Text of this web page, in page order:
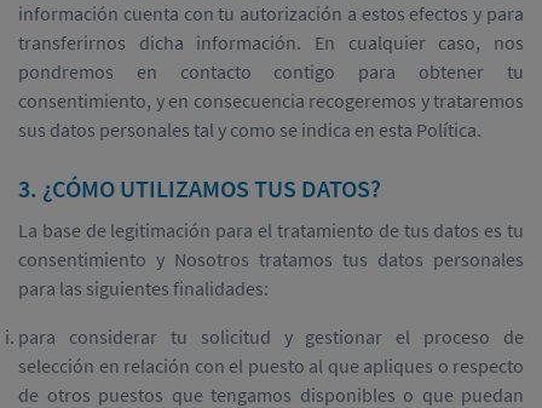
información cuenta con tu autorización a estos efectos y para
transferirnos dicha información. En cualquier caso, nos
pondremos en contacto contigo para obtener tu
consentimiento, y en consecuencia recogeremos y trataremos
sus datos personales tal y como se indica en esta Política.
3. ¿CÓMO UTILIZAMOS TUS DATOS?
La base de legitimación para el tratamiento de tus datos es tu
consentimiento y Nosotros tratamos tus datos personales
para las siguientes finalidades:
para considerar tu solicitud y gestionar el proceso de
selección en relación con el puesto al que apliques o respecto
de otros puestos que tengamos disponibles o que puedan